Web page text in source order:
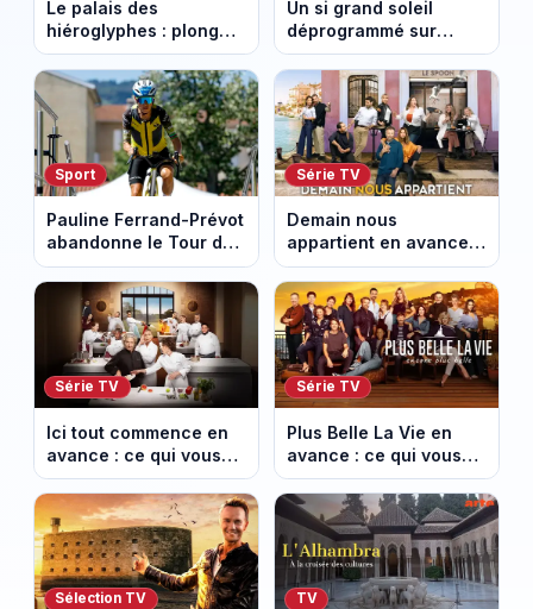
Le palais des
hiéroglyphes : plongez
dans la tombe
égyptienne qui fascine
les archéologues
Un si grand soleil
déprogrammé sur
France 3 : cinq
épisodes inédits
diffusés le 13 août
Sport
Pauline Ferrand-Prévot
abandonne le Tour de
France Femmes avant
la 8e étape
Série TV
Demain nous
appartient en avance :
ce qui vous attend la
semaine du 10 au 14
août 2026 (spoiler)
Série TV
Ici tout commence en
avance : ce qui vous
attend la semaine du
10 au 14 août 2026
(spoiler)
Série TV
Plus Belle La Vie en
avance : ce qui vous
attend la semaine du
10 au 14 août 2026
(spoiler)
Sélection TV TV